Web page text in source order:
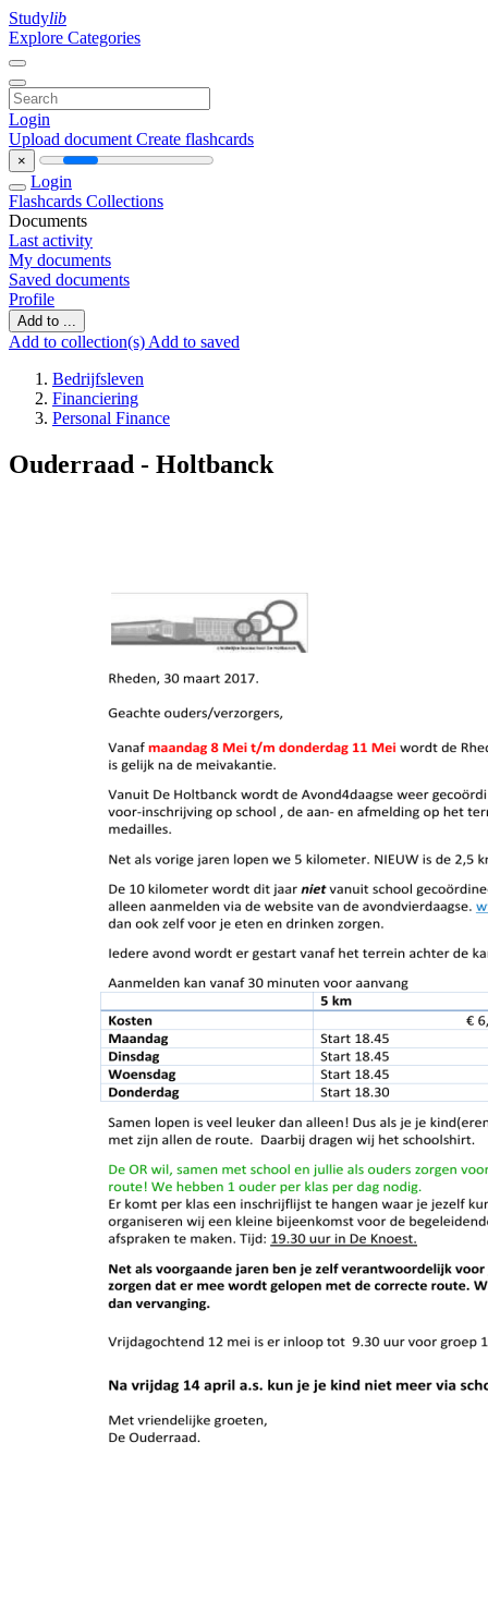
Studylib
Explore Categories
Login
Upload document Create flashcards
×
Login
Flashcards Collections
Documents
Last activity
My documents
Saved documents
Profile
Add to ...
Add to collection(s) Add to saved
Bedrijfsleven
Financiering
Personal Finance
Ouderraad - Holtbanck